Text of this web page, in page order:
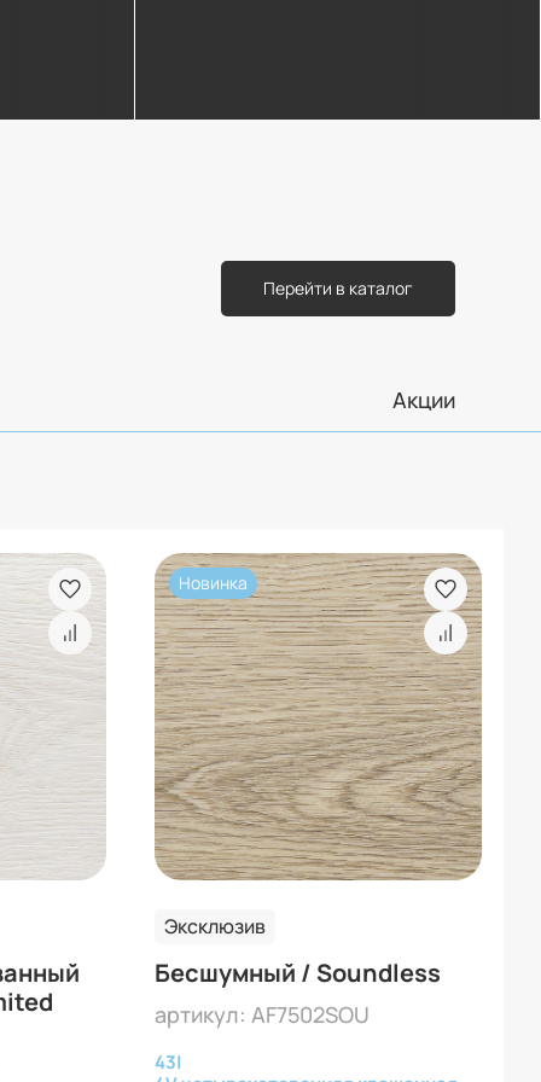
Перейти в каталог
Акции
Новинка
Эксклюзив
Бесшумный / Soundless
артикул: AF7502SOU
43|